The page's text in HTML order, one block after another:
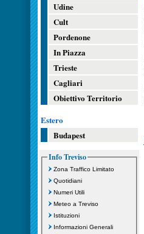
Udine
Cult
Pordenone
In Piazza
Trieste
Cagliari
Obiettivo Territorio
Estero
Budapest
Info Treviso
Zona Traffico Limitato
Quotidiani
Numeri Utili
Meteo a Treviso
Istituzioni
Informazioni Generali